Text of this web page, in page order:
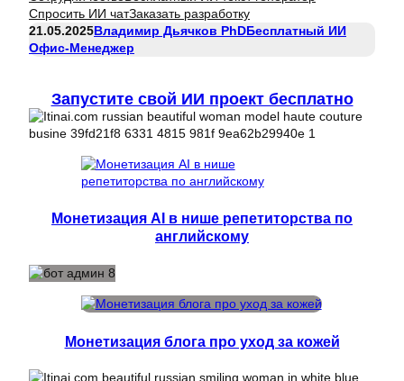
Спросить ИИ чатЗаказать разработку
21.05.2025Владимир Дьячков PhDБесплатный ИИ
Офис-Менеджер
Запустите свой ИИ проект бесплатно
Монетизация AI в нише репетиторства по
английскому
Монетизация блога про уход за кожей